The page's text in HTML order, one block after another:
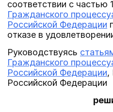
соответствии с частью
Гражданского
Российской Федерации
отказе в
Руководствуясь
Гражданского
Российской Федерации,
Российской Федерации